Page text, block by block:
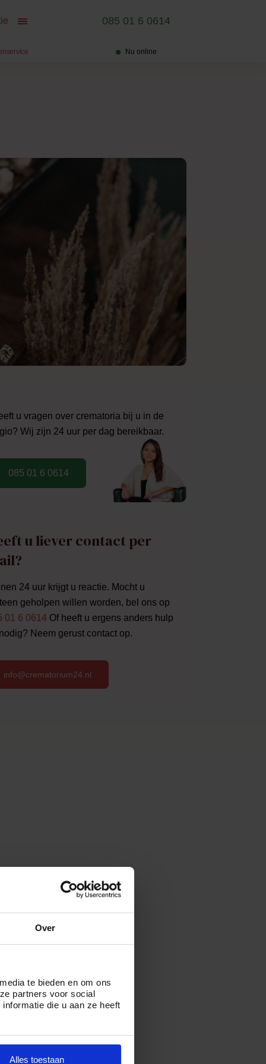
Over
te bieden en om ons
partners voor social
die u aan ze heeft
Alles toestaan
085 01 6 0614
Nu online
u vragen over crematoria bij u in de
Wij zijn 24 uur per dag bereikbaar.
085 01 6 0614
u liever contact per
24 uur krijgt u reactie. Mocht u
geholpen willen worden, bel ons op
01 6 0614 Of heeft u ergens anders hulp
Neem gerust contact op.
info@crematorium24.nl